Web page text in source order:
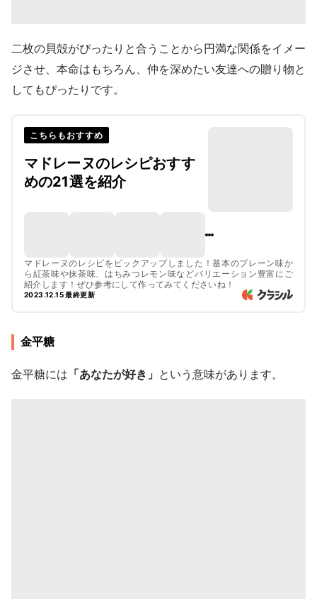
二枚の貝殻がぴったりと合うことから円満な関係をイメー
ジさせ、本命はもちろん、仲を深めたい友達への贈り物と
してもぴったりです。
こちらもおすすめ
マドレーヌのレシピおすす
めの21選を紹介
マドレーヌのレシピをピックアップしました！基本のプレーン味か
ら紅茶味や抹茶味、はちみつレモン味などバリエーション豊富にご
紹介します！ぜひ参考にして作ってみてくださいね！
2023.12.15 最終更新
金平糖
金平糖には 「あなたが好き」 という意味があります。